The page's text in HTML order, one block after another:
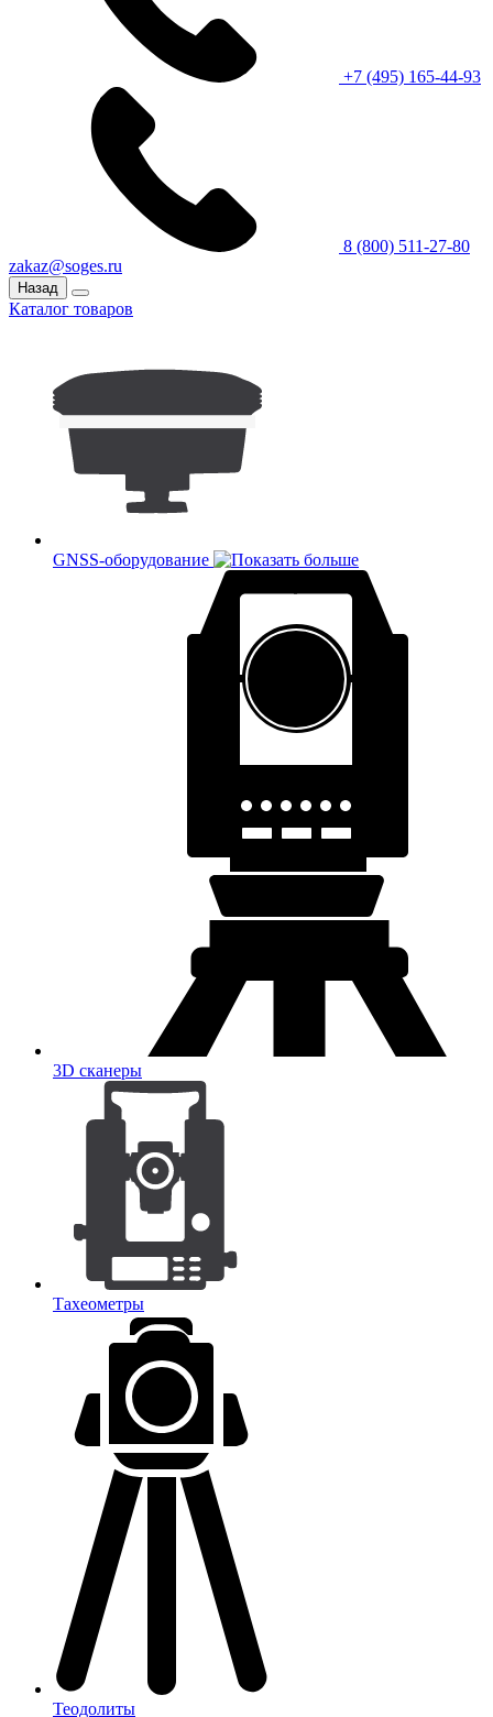
+7 (495) 165-44-93
8 (800) 511-27-80
zakaz@soges.ru
Назад
Каталог товаров
GNSS-оборудование
3D сканеры
Тахеометры
Теодолиты